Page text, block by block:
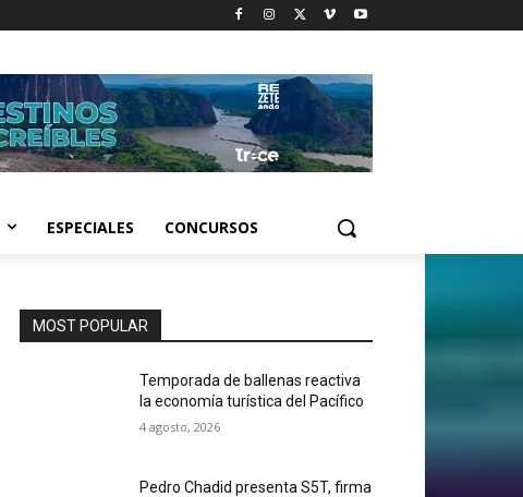
ESPECIALES CONCURSOS
MOST POPULAR
Temporada de ballenas reactiva
la economía turística del Pacífico
4 agosto, 2026
Pedro Chadid presenta S5T, firma